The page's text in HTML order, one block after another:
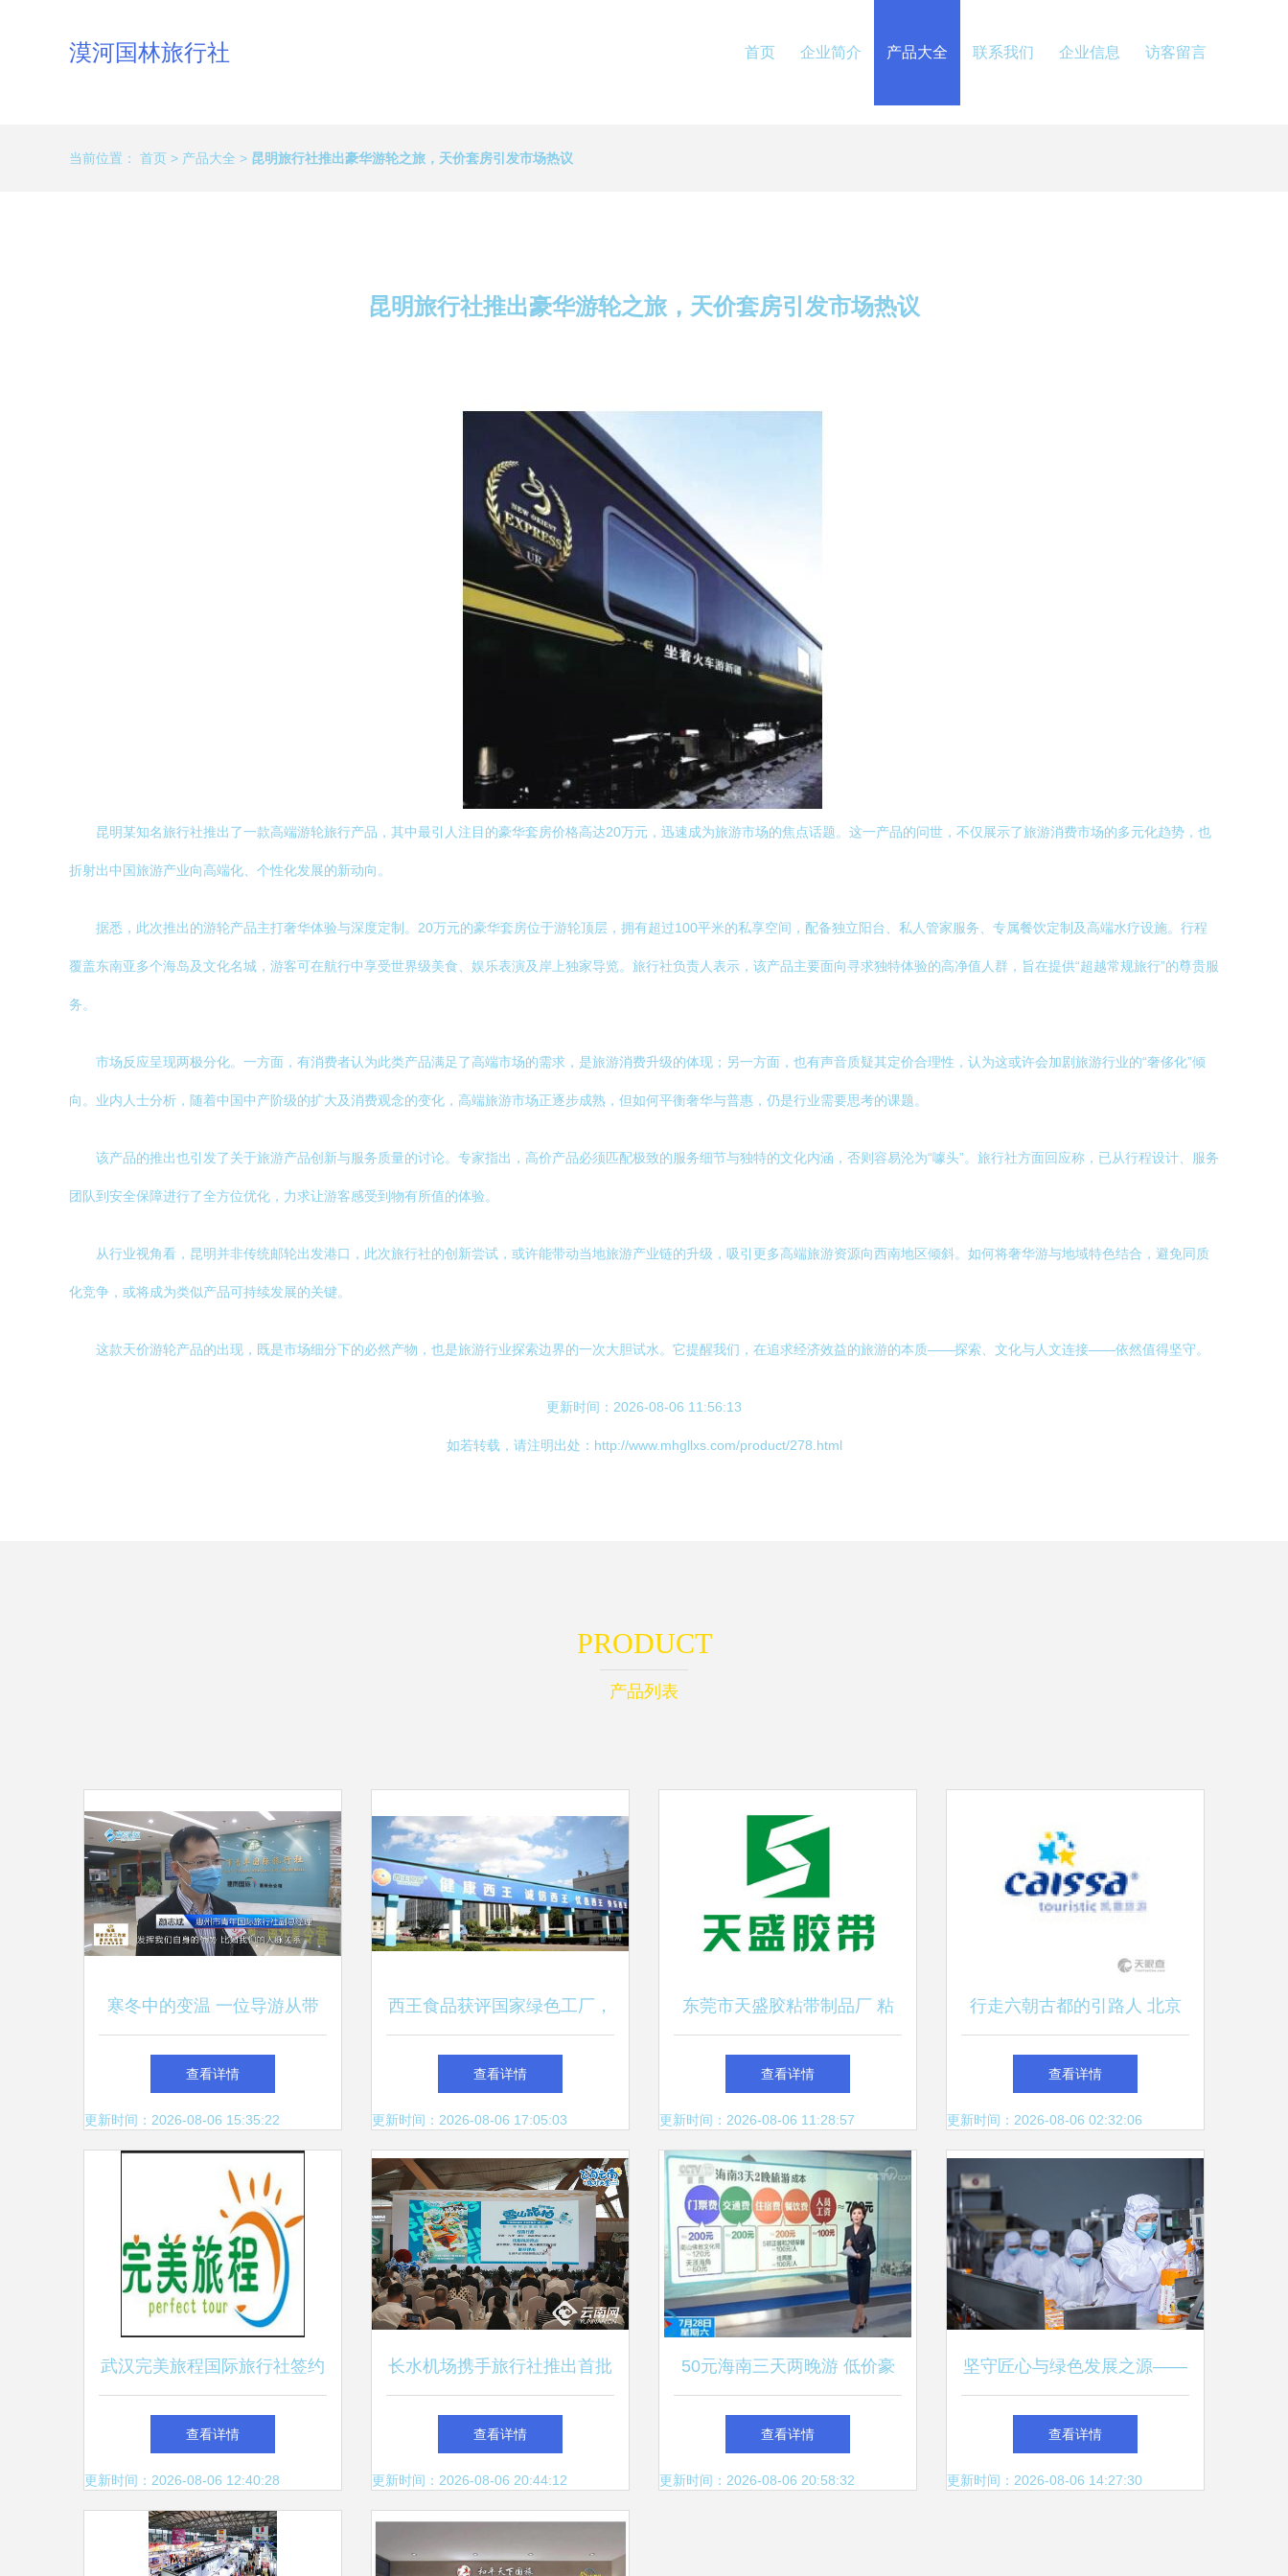
漠河国林旅行社 首页 企业简介 产品大全 联系我们 企业信息 访客留言
当前位置： 首页 > 产品大全 > 昆明旅行社推出豪华游轮之旅，天价套房引发市场热议
昆明旅行社推出豪华游轮之旅，天价套房引发市场热议
昆明某知名旅行社推出了一款高端游轮旅行产品，其中最引人注目的豪华套房价格高达20万元，迅速成为旅游市场的焦点话题。这一产品的问世，不仅展示了旅游消费市场的多元化趋势，也
折射出中国旅游产业向高端化、个性化发展的新动向。
据悉，此次推出的游轮产品主打奢华体验与深度定制。20万元的豪华套房位于游轮顶层，拥有超过100平米的私享空间，配备独立阳台、私人管家服务、专属餐饮定制及高端水疗设施。行程
覆盖东南亚多个海岛及文化名城，游客可在航行中享受世界级美食、娱乐表演及岸上独家导览。旅行社负责人表示，该产品主要面向寻求独特体验的高净值人群，旨在提供“超越常规旅行”的尊贵服
务。
市场反应呈现两极分化。一方面，有消费者认为此类产品满足了高端市场的需求，是旅游消费升级的体现；另一方面，也有声音质疑其定价合理性，认为这或许会加剧旅游行业的“奢侈化”倾
向。业内人士分析，随着中国中产阶级的扩大及消费观念的变化，高端旅游市场正逐步成熟，但如何平衡奢华与普惠，仍是行业需要思考的课题。
该产品的推出也引发了关于旅游产品创新与服务质量的讨论。专家指出，高价产品必须匹配极致的服务细节与独特的文化内涵，否则容易沦为“噱头”。旅行社方面回应称，已从行程设计、服务
团队到安全保障进行了全方位优化，力求让游客感受到物有所值的体验。
从行业视角看，昆明并非传统邮轮出发港口，此次旅行社的创新尝试，或许能带动当地旅游产业链的升级，吸引更多高端旅游资源向西南地区倾斜。如何将奢华游与地域特色结合，避免同质
化竞争，或将成为类似产品可持续发展的关键。
这款天价游轮产品的出现，既是市场细分下的必然产物，也是旅游行业探索边界的一次大胆试水。它提醒我们，在追求经济效益的旅游的本质——探索、文化与人文连接——依然值得坚守。
更新时间：2026-08-06 11:56:13
如若转载，请注明出处：http://www.mhgllxs.com/product/278.html
PRODUCT
产品列表
寒冬中的变温 一位导游从带
团到带货的转型纪实
查看详情
更新时间：2026-08-06 15:35:22
西王食品获评国家绿色工厂，
加速推进全域旅游新布局
查看详情
更新时间：2026-08-06 17:05:03
东莞市天盛胶粘带制品厂 粘
合品质与出行的完美纽带
查看详情
更新时间：2026-08-06 11:28:57
行走六朝古都的引路人 北京
凯撒国际旅行社有限责任公司
南京分公司记略
查看详情
更新时间：2026-08-06 02:32:06
武汉完美旅程国际旅行社签约
一卡易会员管理系统，推动智
慧旅游服务升级
查看详情
更新时间：2026-08-06 12:40:28
长水机场携手旅行社推出首批
异地营销中心及“飞向云南”暑
期航空文旅精品线路
查看详情
更新时间：2026-08-06 20:44:12
50元海南三天两晚游 低价豪
赌背后的购物陷阱
查看详情
更新时间：2026-08-06 20:58:32
坚守匠心与绿色发展之源——
览白象食品对健康与生态的双
重追求
查看详情
更新时间：2026-08-06 14:27:30